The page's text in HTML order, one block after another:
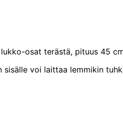
osat terästä, pituus 45
voi laittaa lemmikin